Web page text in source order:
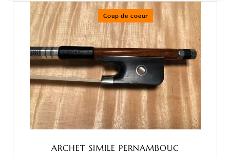
Coup de coeur
ARCHET SIMILE PERNAMBOUC